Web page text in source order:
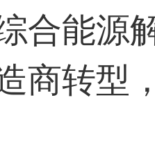
合能源
商转型